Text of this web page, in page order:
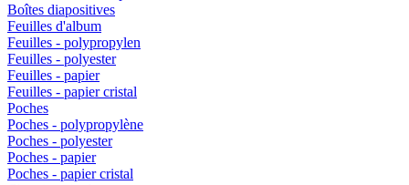
Boîtes diapositives
Feuilles d'album
Feuilles - polypropylen
Feuilles - polyester
Feuilles - papier
Feuilles - papier cristal
Poches
Poches - polypropylène
Poches - polyester
Poches - papier
Poches - papier cristal